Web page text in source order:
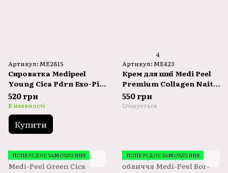
Артикул: ME2815
Сироватка Medipeel
Young Cica Pdrn Exo-Pin
Hyaluronic Serum 50ml
520 грн
В наявності
Купити
4
Артикул: ME423
Крем для шиї Medi Peel
Premium Collagen Naite
Thread Neck Cream 3.0
100ml
550 грн
Очікується
ПОПЕРЕДНЄ ЗАМОВЛЕННЯ ПОПЕРЕДНЄ ЗАМОВЛЕННЯ